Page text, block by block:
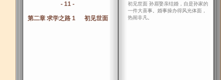
- 11 -
第二章 求学之路 1 初见世面
初见世面 孙眉娶亲结婚，自是孙家的
一件大喜事。婚事操办得风光体面，
热闹非凡。